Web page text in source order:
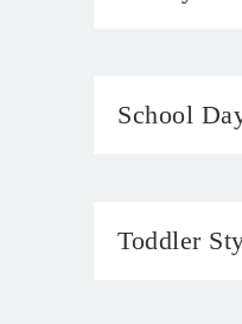
Venta
School
Venta
Toddler